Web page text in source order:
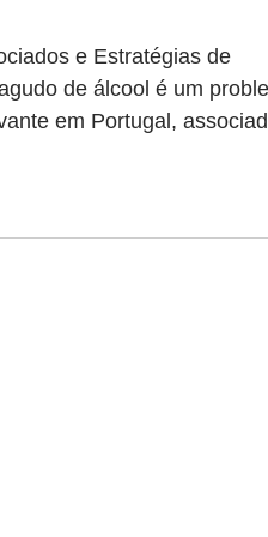
e Estratégias de
de álcool é um
em Portugal,